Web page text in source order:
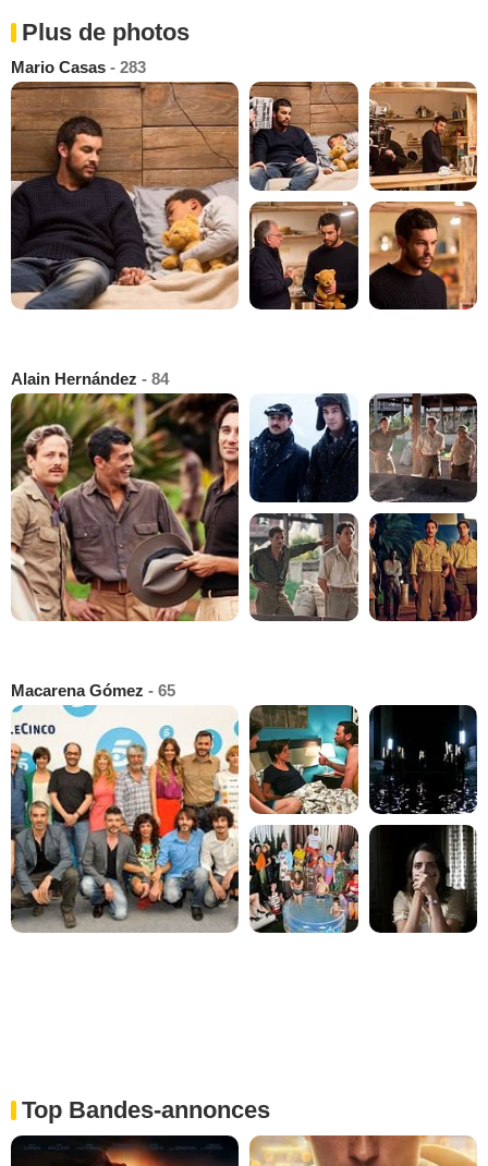
Plus de photos
Mario Casas - 283
Alain Hernández - 84
Macarena Gómez - 65
Top Bandes-annonces